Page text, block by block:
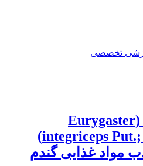
تخصصی
تأثیر تغذیۀ سن گندم (Eurygaster
integriceps Put.; Het.: Scutelleridae)
مواد غذایی گندم